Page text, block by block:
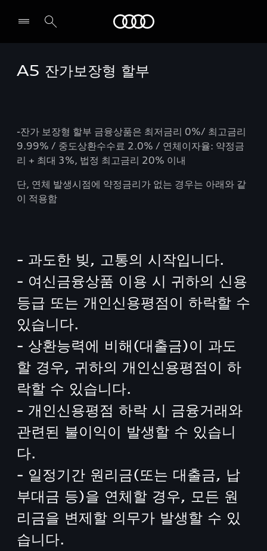
전시장/AS센터 찾기
A5 잔가보장형 할부
-잔가 보장형 할부 금융상품은 최저금리 0%/ 최고금리
9.99% / 중도상환수수료 2.0% / 연체이자율: 약정금
리 + 최대 3%, 법정 최고금리 20% 이내
단, 연체 발생시점에 약정금리가 없는 경우는 아래와 같
이 적용함
- 과도한 빚, 고통의 시작입니다.
- 여신금융상품 이용 시 귀하의 신용
등급 또는 개인신용평점이 하락할 수
있습니다.
- 상환능력에 비해(대출금)이 과도
할 경우, 귀하의 개인신용평점이 하
락할 수 있습니다.
- 개인신용평점 하락 시 금융거래와
관련된 불이익이 발생할 수 있습니
다.
- 일정기간 원리금(또는 대출금, 납
부대금 등)을 연체할 경우, 모든 원
리금을 변제할 의무가 발생할 수 있
습니다.